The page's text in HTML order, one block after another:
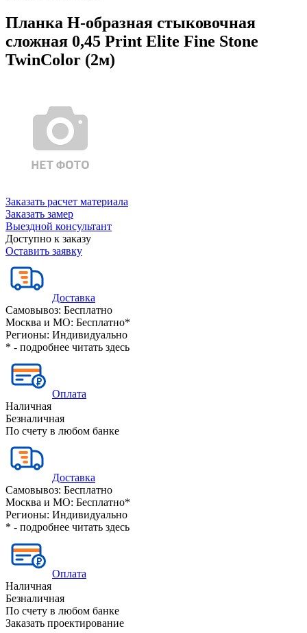
Планка Н-образная стыковочная
сложная 0,45 Print Elite Fine Stone
TwinColor (2м)
Заказать расчет материала
Заказать замер
Выездной консультант
Доступно к заказу
Оставить заявку
Доставка
Самовывоз: Бесплатно
Москва и МО: Бесплатно*
Регионы: Индивидуально
* - подробнее читать здесь
Оплата
Наличная
Безналичная
По счету в любом банке
Доставка
Самовывоз: Бесплатно
Москва и МО: Бесплатно*
Регионы: Индивидуально
* - подробнее читать здесь
Оплата
Наличная
Безналичная
По счету в любом банке
Заказать проектирование